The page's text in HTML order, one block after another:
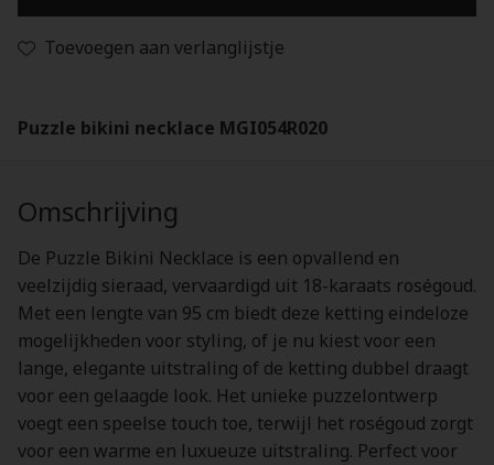
Toevoegen aan verlanglijstje
Puzzle bikini necklace MGI054R020
Omschrijving
De Puzzle Bikini Necklace is een opvallend en
veelzijdig sieraad, vervaardigd uit 18-karaats roségoud.
Met een lengte van 95 cm biedt deze ketting eindeloze
mogelijkheden voor styling, of je nu kiest voor een
lange, elegante uitstraling of de ketting dubbel draagt
voor een gelaagde look. Het unieke puzzelontwerp
voegt een speelse touch toe, terwijl het roségoud zorgt
voor een warme en luxueuze uitstraling. Perfect voor